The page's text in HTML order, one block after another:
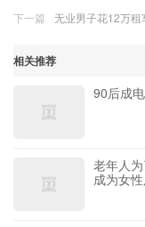
下一篇
无业男子花12万
相关推荐
90后成
老年人
成为女